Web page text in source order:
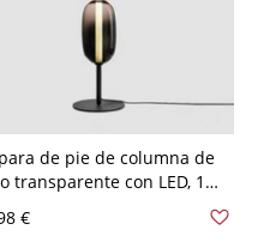
de pie de columna de
transparente con LED, 1
uso residencial, 110V-120V,
rojo
€